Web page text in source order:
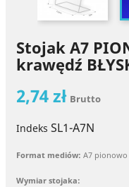
Stojak A7
krawędź
2,74 zł Brutto
Indeks SL1-A7N
Format mediów: A7 pionowo
Wymiar stojaka: